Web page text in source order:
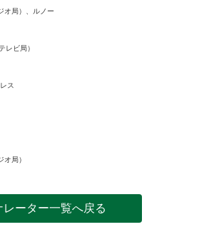
オ局）、ルノー
レビ局）
ス
局）
レーター一覧へ戻る